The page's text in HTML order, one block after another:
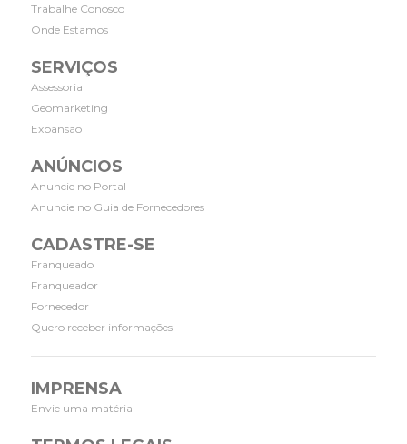
Trabalhe Conosco
Onde Estamos
SERVIÇOS
Assessoria
Geomarketing
Expansão
ANÚNCIOS
Anuncie no Portal
Anuncie no Guia de Fornecedores
CADASTRE-SE
Franqueado
Franqueador
Fornecedor
Quero receber informações
IMPRENSA
Envie uma matéria